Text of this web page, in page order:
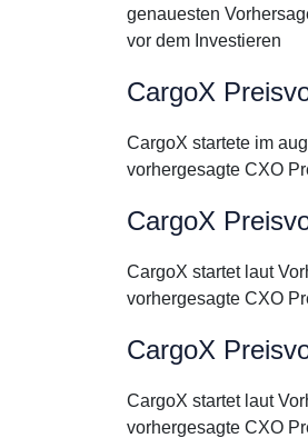
genauesten
vor dem Investieren
CargoX
CargoX startete im
vorhergesagte CXO
CargoX
CargoX startet laut
vorhergesagte CXO
CargoX
CargoX startet laut
vorhergesagte CXO